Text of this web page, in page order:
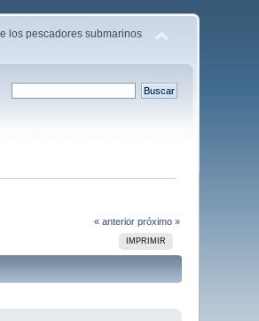
los pescadores submarinos
« anterior próximo »
IMPRIMIR